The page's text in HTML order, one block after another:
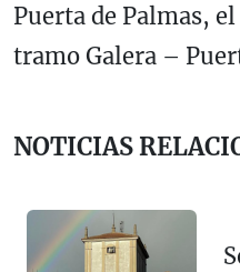
Puerta de Palmas,
tramo Galera –
NOTICIAS